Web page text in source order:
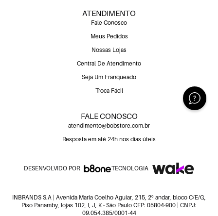
ATENDIMENTO
Fale Conosco
Meus Pedidos
Nossas Lojas
Central De Atendimento
Seja Um Franqueado
Troca Fácil
FALE CONOSCO
atendimento@bobstore.com.br
Resposta em até 24h nos dias úteis
DESENVOLVIDO POR TECNOLOGIA
INBRANDS S.A | Avenida Maria Coelho Aguiar, 215, 2º andar, bloco C/E/G,
Piso Panamby, lojas 102, I, J, K - São Paulo CEP: 05804-900 | CNPJ:
09.054.385/0001-44